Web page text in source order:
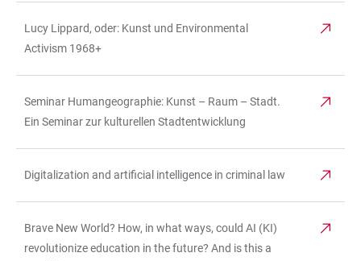
Lucy Lippard, oder: Kunst und Environmental
Activism 1968+
Seminar Humangeographie: Kunst – Raum – Stadt.
Ein Seminar zur kulturellen Stadtentwicklung
Digitalization and artificial intelligence in criminal law
Brave New World? How, in what ways, could AI (KI)
revolutionize education in the future? And is this a